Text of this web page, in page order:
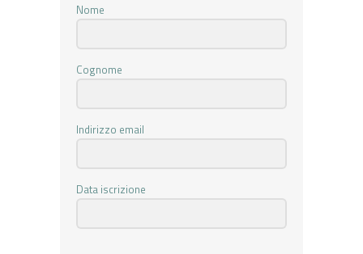
Nome
Cognome
Indirizzo email
Data iscrizione